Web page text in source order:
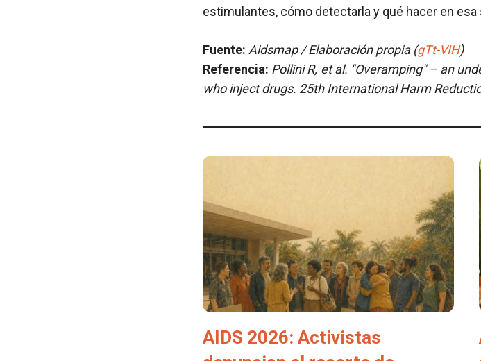
estimulantes, cómo detectarla y qué hacer en esa
Fuente: Aidsmap / Elaboración propia (gTt-VIH)
Referencia: Pollini R, et al. "Overamping" – an
who inject drugs. 25th International Harm
AIDS 2026: Activistas